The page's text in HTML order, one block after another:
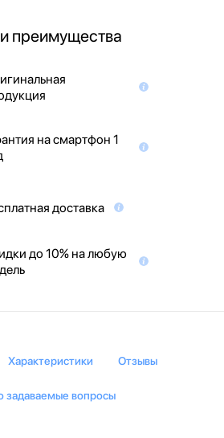
преимущества
на смартфон 1
доставка
до 10% на любую
Характеристики Отзывы
задаваемые вопросы